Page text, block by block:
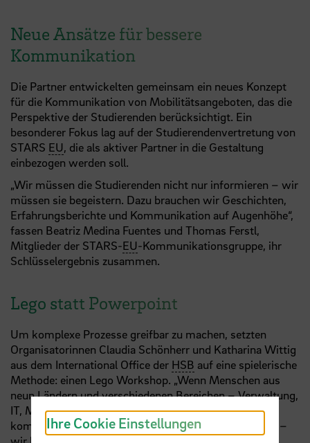
Neue Ansätze für bessere
Kommunikation
Die Partner entwickelten gemeinsam ein neues Konzept
für die Kommunikation von Mobilitätsangeboten, das die
Perspektive der Studierenden berücksichtigt. Ein
besonderer Fokus lag auf der Studierendenvertretung von
STARS EU, die als aktiver Partner in die Gestaltung
einbezogen werden soll.
„Wir müssen die Studierenden nicht nur informieren – wir
müssen sie begeistern. Dazu brauchen wir Geschichten,
Erfahrungsberichte und Kommunikation auf Augenhöhe“,
fassen Beatriz Medina Fuentes und Thomas Ferstl,
Mitglieder der STARS-EU-Kommunikationsgruppe, ihr
Schlüsselergebnis zusammen.
Lego statt Powerpoint
Um komplexe Prozesse greifbar zu machen, setzten
Organisatorinnen Claudia Schönherr und Katharina Wittig
aus dem International Office der HSB auf eine spielerische
Methode: einen Lego Workshop. „Wenn Menschen aus
neun Ländern und verschiedenen Bereichen – Verwaltung,
IT, Marketing – über Prozesse reden, wird es schnell
kompliziert. Mit Lego bauen wir nicht nur Hindernisse –
Ihre Cookie Einstellungen